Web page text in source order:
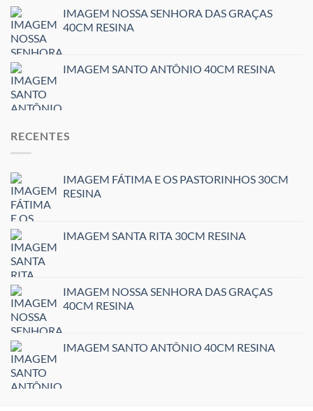
IMAGEM NOSSA SENHORA DAS GRAÇAS
40CM RESINA
IMAGEM SANTO ANTÔNIO 40CM RESINA
RECENTES
IMAGEM FÁTIMA E OS PASTORINHOS 30CM
RESINA
IMAGEM SANTA RITA 30CM RESINA
IMAGEM NOSSA SENHORA DAS GRAÇAS
40CM RESINA
IMAGEM SANTO ANTÔNIO 40CM RESINA